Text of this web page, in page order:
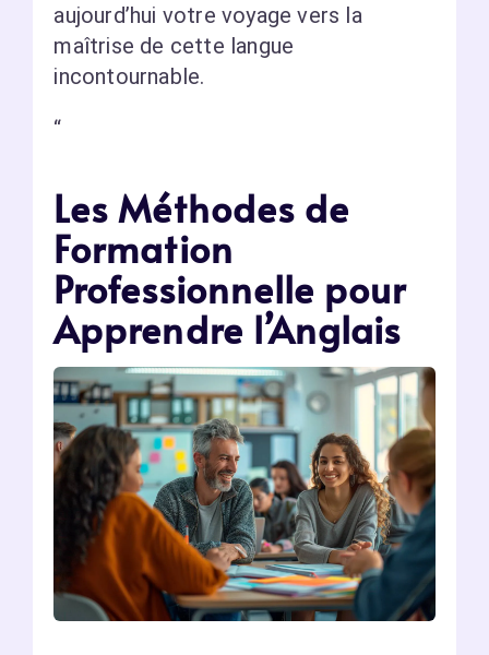
aujourd’hui votre voyage vers la
maîtrise de cette langue
incontournable.
“
Les Méthodes de
Formation
Professionnelle pour
Apprendre l’Anglais